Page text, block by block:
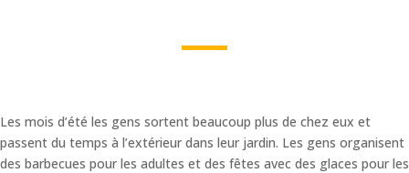
Les mois d’été les gens sortent beaucoup plus de chez eux et
passent du temps à l’extérieur dans leur jardin. Les gens organisent
des barbecues pour les adultes et des fêtes avec des glaces pour les